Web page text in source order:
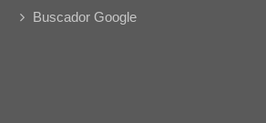
Buscador Google